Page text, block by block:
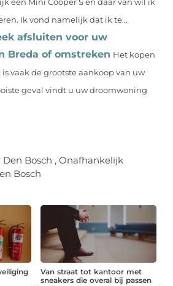
een Mini Cooper S en daar van wil ik
Ik vond namelijk dat ik te...
afsluiten voor uw
Breda of omstreken Het kopen
vaak de grootste aankoop van uw
geval vindt u uw droomwoning
Bosch ,Onafhankelijk
Bosch
Van straat tot kantoor met
sneakers die overal bij passen